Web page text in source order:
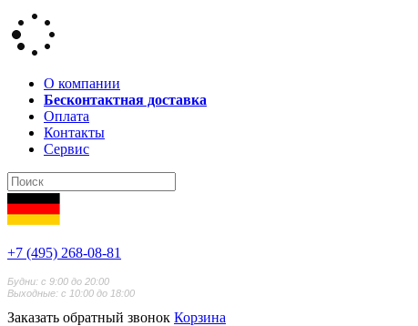
О компании
Бесконтактная доставка
Оплата
Контакты
Сервис
+7 (495) 268-08-81
Будни: с 9:00 до 20:00
Выходные: с 10:00 до 18:00
Заказать обратный звонок Корзина